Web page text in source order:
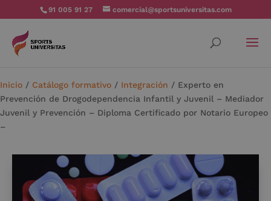
91 005 91 27 comercial@sportsuniversitas.com
Inicio / Catálogo formativo / Integración / Experto en
Prevención de Drogodependencia Infantil y Juvenil – Mediador
Juvenil y Prevención – Diploma Certificado por Notario Europeo
–